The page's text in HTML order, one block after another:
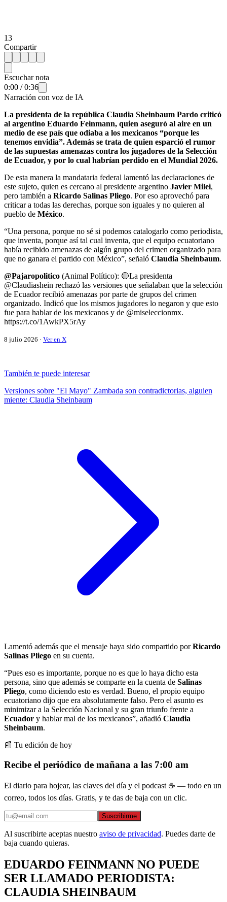
13
Compartir
Escuchar nota
0:00 /0:36
Narración con voz de IA
La presidenta de la república Claudia Sheinbaum Pardo criticó
al argentino Eduardo Feinmann, quien aseguró al aire en un
medio de ese país que odiaba a los mexicanos “porque les
tenemos envidia”. Además se trata de quien esparció el rumor
de las supuestas amenazas contra los jugadores de la Selección
de Ecuador, y por lo cual habrían perdido en el Mundial 2026.
De esta manera la mandataria federal lamentó las declaraciones de
este sujeto, quien es cercano al presidente argentino Javier Milei,
pero también a Ricardo Salinas Pliego. Por eso aprovechó para
criticar a todas las derechas, porque son iguales y no quieren al
pueblo de México.
“Una persona, porque no sé si podemos catalogarlo como periodista,
que inventa, porque así tal cual inventa, que el equipo ecuatoriano
había recibido amenazas de algún grupo del crimen organizado para
que no ganara el partido con México”, señaló Claudia Sheinbaum.
@Pajaropolitico (Animal Político): 🔴La presidenta
@Claudiashein rechazó las versiones que señalaban que la selección
de Ecuador recibió amenazas por parte de grupos del crimen
organizado. Indicó que los mismos jugadores lo negaron y que esto
fue para hablar de los mexicanos y de @miseleccionmx.
https://t.co/1AwkPX5rAy
8 julio 2026 · Ver en X
También te puede interesar
Versiones sobre "El Mayo" Zambada son contradictorias, alguien
miente: Claudia Sheinbaum
Lamentó además que el mensaje haya sido compartido porRicardo
Salinas Pliego en su cuenta.
“Pues eso es importante, porque no es que lo haya dicho esta
persona, sino que además se comparte en la cuenta de Salinas
Pliego, como diciendo esto es verdad. Bueno, el propio equipo
ecuatoriano dijo que era absolutamente falso. Pero el asunto es
minimizar a la Selección Nacional y su gran triunfo frente a
Ecuador y hablar mal de los mexicanos”, añadió Claudia
Sheinbaum.
📰 Tu edición de hoy
Recibe el periódico de mañana a las 7:00 am
El diario para hojear, las claves del día y el podcast ☕ — todo en un
correo, todos los días. Gratis, y te das de baja con un clic.
Suscribirme
Al suscribirte aceptas nuestro aviso de privacidad. Puedes darte de
baja cuando quieras.
EDUARDO FEINMANN NO PUEDE
SER LLAMADO PERIODISTA:
CLAUDIA SHEINBAUM